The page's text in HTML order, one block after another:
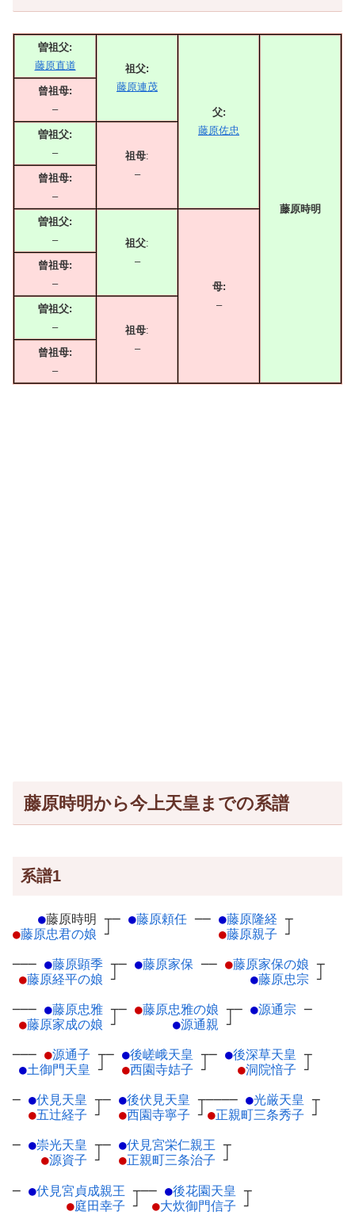
曽祖父:
藤原直道
祖父:
藤原連茂
父:
藤原佐忠
藤原時明
曾祖母:
–
曽祖父:
–
祖母:
–
曾祖母:
–
曽祖父:
–
祖父:
–
母:
–
曾祖母:
–
曽祖父:
–
祖母:
–
曾祖母:
–
藤原時明から今上天皇までの系譜
系譜1
●藤原時明 ┬
●藤原忠君の娘 ┘
─ ●藤原頼任 ── ●藤原隆経 ┬
●藤原親子 ┘
─── ●藤原顕季 ┬
●藤原経平の娘 ┘
─ ●藤原家保 ── ●藤原家保の娘 ┬
●藤原忠宗 ┘
─── ●藤原忠雅 ┬
●藤原家成の娘 ┘
─ ●藤原忠雅の娘 ┬
●源通親 ┘
─ ●源通宗 ─
─── ●源通子 ┬
●土御門天皇 ┘
─ ●後嵯峨天皇 ┬
●西園寺姞子 ┘
─ ●後深草天皇 ┬
●洞院愔子 ┘
─ ●伏見天皇 ┬
●五辻経子 ┘
─ ●後伏見天皇 ┬
●西園寺寧子 ┘
──── ●光厳天皇 ┬
●正親町三条秀子 ┘
─ ●崇光天皇 ┬
●源資子 ┘
─ ●伏見宮栄仁親王 ┬
●正親町三条治子 ┘
─ ●伏見宮貞成親王 ┬
●庭田幸子 ┘
── ●後花園天皇 ┬
●大炊御門信子 ┘